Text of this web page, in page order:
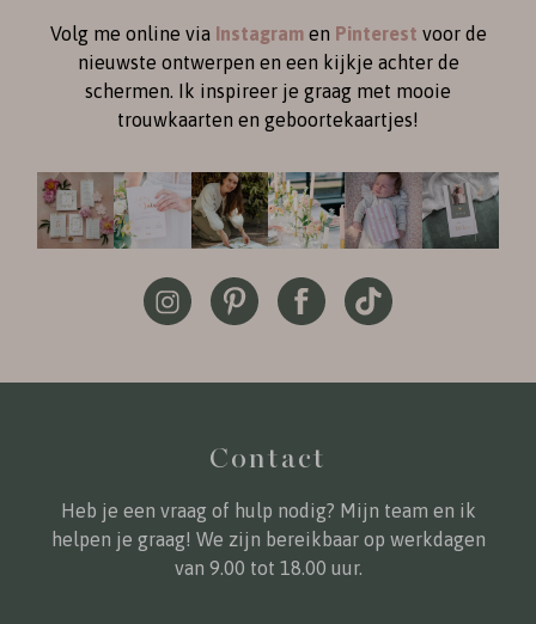
Volg me online via Instagramen Pinterest voor de
nieuwste ontwerpen en een kijkje achter de
schermen. Ik inspireer je graag met mooie
trouwkaarten en geboortekaartjes!
Contact
Heb je een vraag of hulp nodig? Mijn team en ik
helpen je graag! We zijn bereikbaar op werkdagen
van 9.00 tot 18.00 uur.